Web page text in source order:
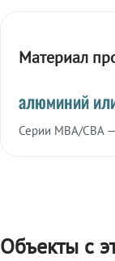
Материал
алюминий
Серии МВА/СВА
Объекты с